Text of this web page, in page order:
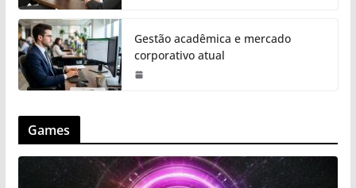
Gestão acadêmica e mercado
corporativo atual
Games